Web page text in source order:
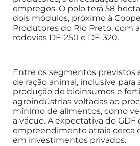
empregos. O polo terá 58
dois módulos, próximo à
Produtores do Rio Preto, com
rodovias DF-250 e DF-320.
Entre os segmentos previstos
de ração animal, inclusive para
produção de bioinsumos e
agroindústrias voltadas ao
mínimo de alimentos, como
a vácuo. A expectativa do GDF
empreendimento atraia cerca
em investimentos privados.